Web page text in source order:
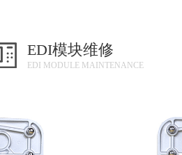
EDI模块维修
EDI MODULE MAINTENANCE